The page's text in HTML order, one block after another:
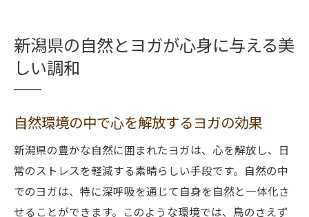
自然と共鳴する深い呼吸法の実践
四季の移ろいを感じながら新潟県で楽しむヨガ
春の桜とヨガで心を開放する
夏の涼風とともにヨガでリフレッシュ
秋の紅葉に囲まれて静寂を見つける
冬の雪景色で心を落ち着かせるヨガ
新潟県の自然とヨガが心身に与える美
しい調和
自然環境の中で心を解放するヨガの効果
新潟県の豊かな自然に囲まれたヨガは、心を解放し、日
常のストレスを軽減する素晴らしい手段です。自然の中
でのヨガは、特に深呼吸を通じて自身を自然と一体化さ
せることができます。このような環境では、鳥のさえず